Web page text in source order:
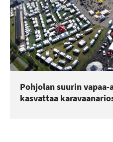
Pohjolan suurin
kasvattaa